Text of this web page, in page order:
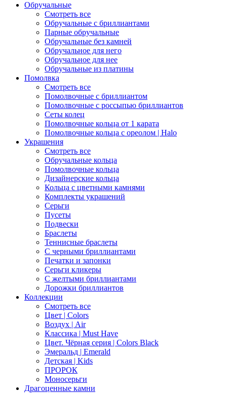
Обручальные
Смотреть все
Обручальные с бриллиантами
Парные обручальные
Обручальные без камней
Обручальное для него
Обручальное для нее
Обручальные из платины
Помолвка
Смотреть все
Помолвочные с бриллиантом
Помолвочные с россыпью бриллиантов
Сеты колец
Помолвочные кольца от 1 карата
Помолвочные кольца с ореолом | Halo
Украшения
Смотреть все
Обручальные кольца
Помолвочные кольца
Дизайнерские кольца
Кольца с цветными камнями
Комплекты украшений
Серьги
Пусеты
Подвески
Браслеты
Теннисные браслеты
C черными бриллиантами
Печатки и запонки
Серьги кликеры
С желтыми бриллиантами
Дорожки бриллиантов
Коллекции
Смотреть все
Цвет | Colors
Воздух | Air
Классика | Must Have
Цвет. Чёрная серия | Colors Black
Эмеральд | Emerald
Детская | Kids
ПРОРОК
Моносерьги
Драгоценные камни